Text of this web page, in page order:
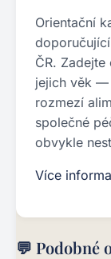
Orientační
ČR.
jejich věk —
rozmezí
společné
obvykle
Více
💬 Podobné